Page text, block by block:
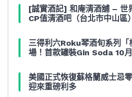
[誠實酒記] 和庵清酒舖 – 世
CP值清酒吧（台北市中山區）
三得利六Roku琴酒旬系列「
場！首款罐裝Gin Soda 10
美國正式恢復蘇格蘭威士忌
迎來重磅利多